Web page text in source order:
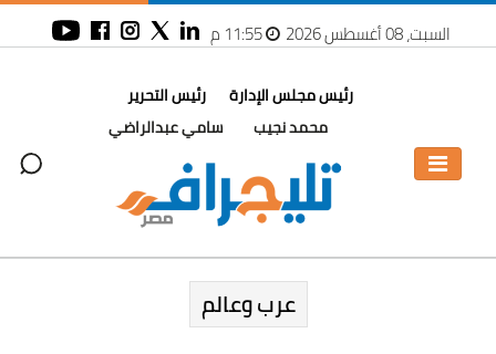
السبت، 08 أغسطس 2026 11:55 م
رئيس مجلس الإدارة
محمد نجيب
رئيس التحرير
سامي عبدالراضي
عرب وعالم